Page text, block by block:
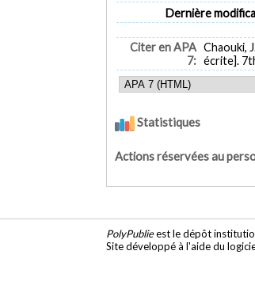
Dernière
Citer en APA
7:
Chaouki,
écrite].
Statistiques
Actions réservées au
PolyPublieest le dépôt
Site développé à l'aide du